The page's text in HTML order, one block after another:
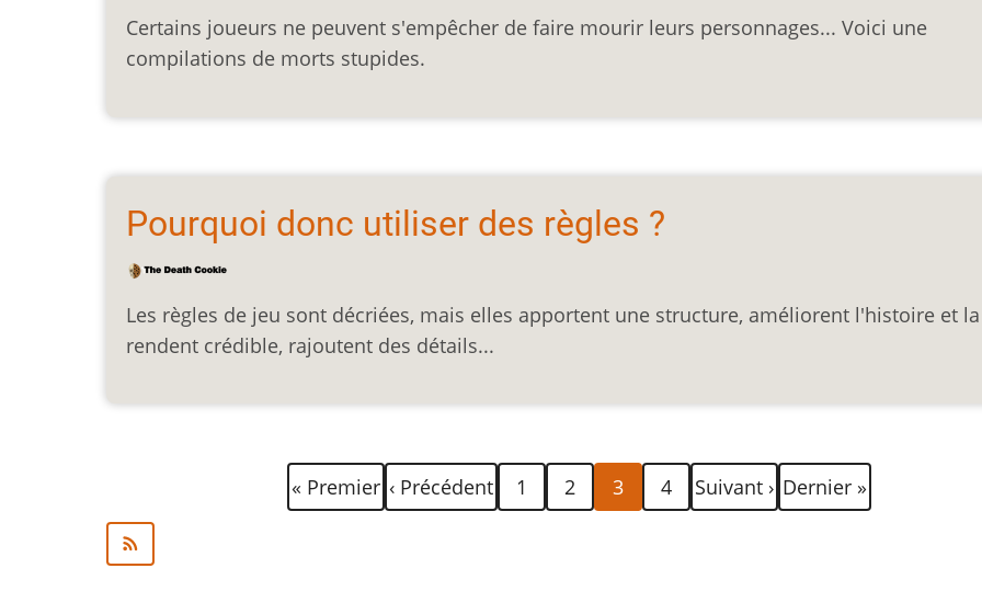
Certains joueurs ne peuvent s'empêcher de faire mourir leurs personnages... Voici une
compilations de morts stupides.
Pourquoi donc utiliser des règles ?
Les règles de jeu sont décriées, mais elles apportent une structure, améliorent l'histoire et la
rendent crédible, rajoutent des détails...
Première
page
« Premier Page
précédente
‹ Précédent Page
1 Page
2
Page
courante
3 Page
4
Page
suivante
Suivant › Dernière
page
Dernier »